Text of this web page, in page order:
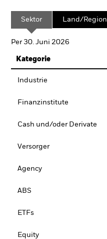
Sektor Land/Region
Per 30. Juni 2026
Kategorie
Industrie
Finanzinstitute
Cash und/oder Derivate
Versorger
Agency
ABS
ETFs
Equity